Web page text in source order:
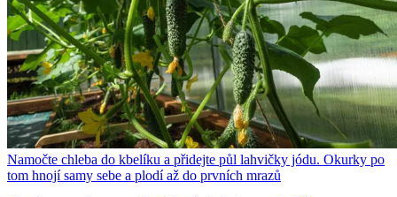
Namočte chleba do kbelíku a přidejte půl lahvičky jódu. Okurky po
tom hnojí samy sebe a plodí až do prvních mrazů